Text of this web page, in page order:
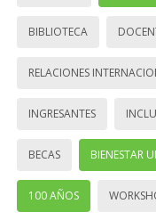
BIBLIOTECA
RELACIONES
INGRESANTES
BECAS BIENESTAR
100 AÑOS